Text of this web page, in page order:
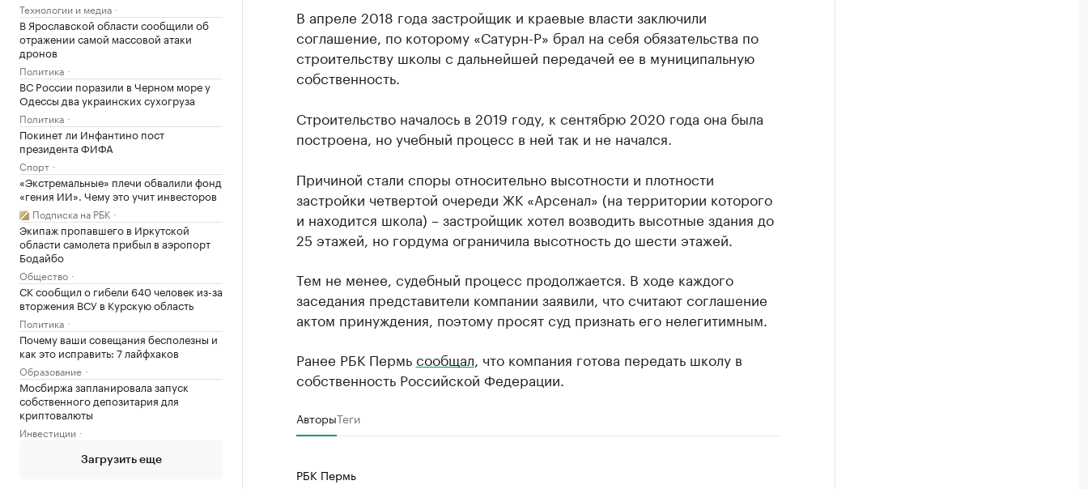
Технологии и медиа
В Ярославской области сообщили об
отражении самой массовой атаки
дронов
Политика
ВС России поразили в Черном море у
Одессы два украинских сухогруза
Политика
Покинет ли Инфантино пост
президента ФИФА
Спорт
«Экстремальные» плечи обвалили фонд
«гения ИИ». Чему это учит инвесторов
Подписка на РБК
Экипаж пропавшего в Иркутской
области самолета прибыл в аэропорт
Бодайбо
Общество
СК сообщил о гибели 640 человек из-за
вторжения ВСУ в Курскую область
Политика
Почему ваши совещания бесполезны и
как это исправить: 7 лайфхаков
Образование
Мосбиржа запланировала запуск
собственного депозитария для
криптовалюты
Инвестиции
Загрузить еще
В апреле 2018 года застройщик и краевые власти заключили
соглашение, по которому «Сатурн-Р» брал на себя обязательства по
строительству школы с дальнейшей передачей ее в муниципальную
собственность.
Строительство началось в 2019 году, к сентябрю 2020 года она была
построена, но учебный процесс в ней так и не начался.
Причиной стали споры относительно высотности и плотности
застройки четвертой очереди ЖК «Арсенал» (на территории которого
и находится школа) – застройщик хотел возводить высотные здания до
25 этажей, но гордума ограничила высотность до шести этажей.
Тем не менее, судебный процесс продолжается. В ходе каждого
заседания представители компании заявили, что считают соглашение
актом принуждения, поэтому просят суд признать его нелегитимным.
Ранее РБК Пермьсообщал , что компания готова передать школу в
собственность Российской Федерации.
АвторыТеги
РБК Пермь